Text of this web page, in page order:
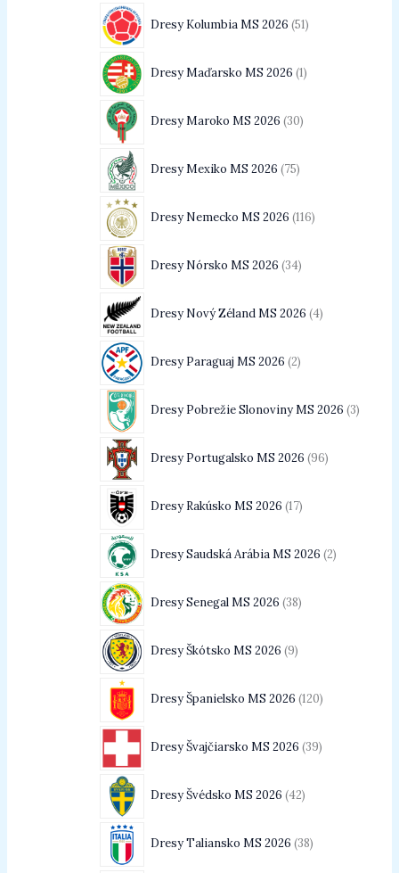
Dresy Kolumbia MS 2026 51
Dresy Maďarsko MS 2026 1
Dresy Maroko MS 2026 30
Dresy Mexiko MS 2026 75
Dresy Nemecko MS 2026 116
Dresy Nórsko MS 2026 34
Dresy Nový Zéland MS 2026 4
Dresy Paraguaj MS 2026 2
Dresy Pobrežie Slonoviny MS 2026 3
Dresy Portugalsko MS 2026 96
Dresy Rakúsko MS 2026 17
Dresy Saudská Arábia MS 2026 2
Dresy Senegal MS 2026 38
Dresy Škótsko MS 2026 9
Dresy Španielsko MS 2026 120
Dresy Švajčiarsko MS 2026 39
Dresy Švédsko MS 2026 42
Dresy Taliansko MS 2026 38